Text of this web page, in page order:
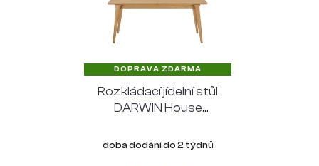
DOPRAVA ZDARMA
Rozkládací jídelní stůl
DARWIN House
cm, dub
doba dodání do 2 týdnů